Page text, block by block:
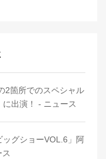
2箇所でのスペシャル
出演！ - ニュース
グショーVOL.6」阿